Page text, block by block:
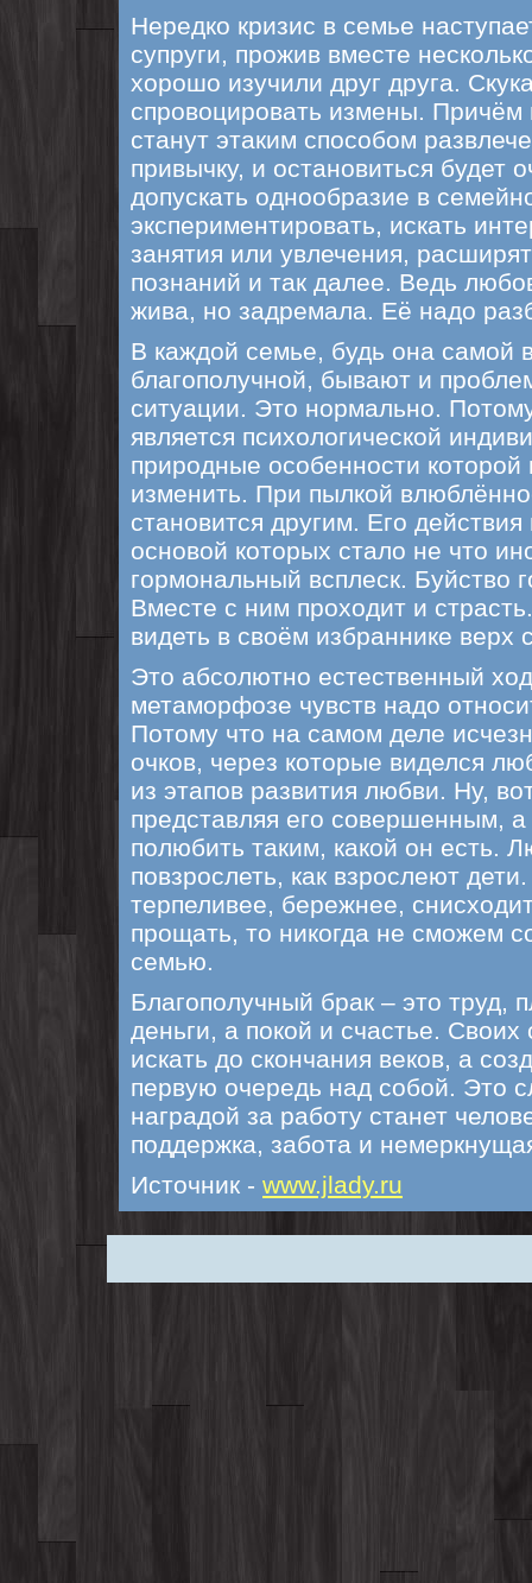
Нередко кризис в семье
супруги, прожив вместе
хорошо изучили друг друга.
спровоцировать измены. Причём
станут этаким способом
привычку, и остановиться будет
допускать однообразие в
экспериментировать, искать
занятия или увлечения,
познаний и так далее. Ведь
жива, но задремала. Её надо
В каждой семье, будь она самой
благополучной, бывают и
ситуации. Это нормально.
является психологической
природные особенности
изменить. При пылкой
становится другим. Его
основой которых стало не что
гормональный всплеск. Буйство
Вместе с ним проходит и
видеть в своём избраннике верх
Это абсолютно естественный
метаморфозе чувств надо
Потому что на самом деле
очков, через которые виделся
из этапов развития любви. Ну,
представляя его совершенным,
полюбить таким, какой он есть.
повзрослеть, как взрослеют
терпеливее, бережнее,
прощать, то никогда не сможем
семью.
Благополучный брак – это труд,
деньги, а покой и счастье.
искать до скончания веков, а
первую очередь над собой. Это
наградой за работу станет
поддержка, забота и
Источник - www.jlady.ru